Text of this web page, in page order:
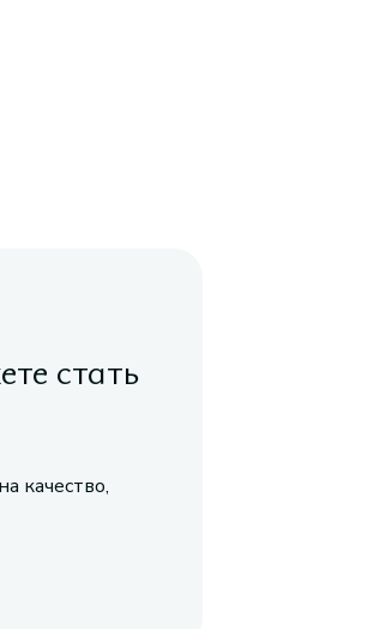
стать
качество,